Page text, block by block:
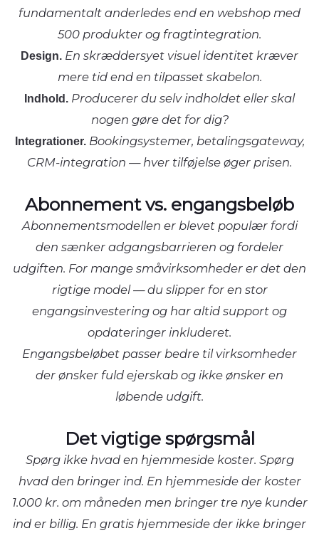
fundamentalt anderledes end en webshop med
500 produkter og fragtintegration.
Design. En skræddersyet visuel identitet kræver
mere tid end en tilpasset skabelon.
Indhold. Producerer du selv indholdet eller skal
nogen gøre det for dig?
Integrationer.Bookingsystemer, betalingsgateway,
CRM-integration — hver tilføjelse øger prisen.
Abonnement vs. engangsbeløb
Abonnementsmodellen er blevet populær fordi
den sænker adgangsbarrieren og fordeler
udgiften. For mange småvirksomheder er det den
rigtige model — du slipper for en stor
engangsinvestering og har altid support og
opdateringer inkluderet.
Engangsbeløbet passer bedre til virksomheder
der ønsker fuld ejerskab og ikke ønsker en
løbende udgift.
Det vigtige spørgsmål
Spørg ikke hvad en hjemmeside koster. Spørg
hvad den bringer ind. En hjemmeside der koster
1.000 kr. om måneden men bringer tre nye kunder
ind er billig. En gratis hjemmeside der ikke bringer